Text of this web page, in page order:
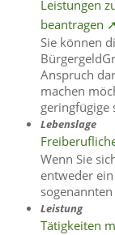
Leistungen
beantragen ➚
Sie können
Anspruch
machen
geringfügige
Lebenslage
Wenn Sie
entweder
Leistung
Tätigkeiten